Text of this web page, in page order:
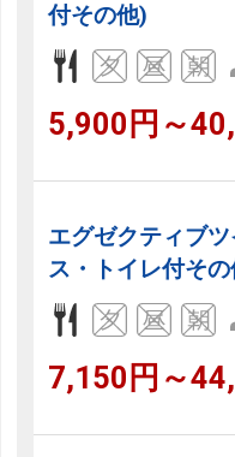
付その他)
5,900円～
エグゼクティブ
ス・トイレ付そ
7,150円～